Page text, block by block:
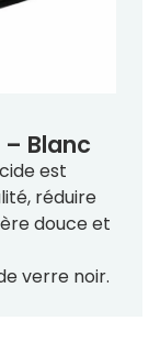
Blanc
est
réduire
douce et
verre noir.